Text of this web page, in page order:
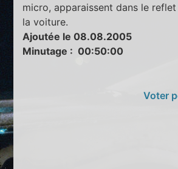
micro, apparaissent dans le
la voiture.
Ajoutée le 08.08.2005
Minutage : 00:50:00
Voter